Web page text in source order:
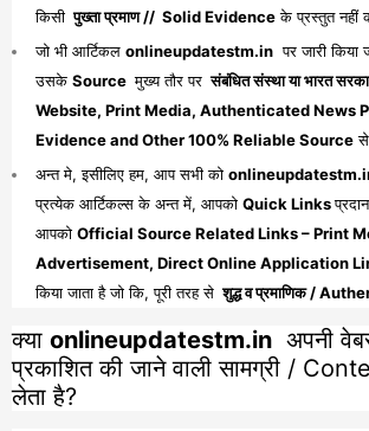
किसी पुख्ता प्रमाण // Solid Evidenceके प्रस्तुत नहीं
जो भी आर्टिकल onlineupdatestm.in पर जारी किया
उसके Source मुख्य तौर पर संबंधित संस्था या भारत
Website, Print Media, Authenticated News
Evidence and Other 100% Reliable Sourceसे
अन्त मे, इसीलिए हम, आप सभी को
प्रत्येक आर्टिकल्स के अन्त में, आपको Quick Links
आपको Official Source Related Links – Print
Advertisement, Direct Online Application
किया जाता है जो कि, पूरी तरह से शुद्ध व प्रमाणिक /
क्या onlineupdatestm.in अपनी
प्रकाशित की जाने वाली सामग्री /
लेता है?